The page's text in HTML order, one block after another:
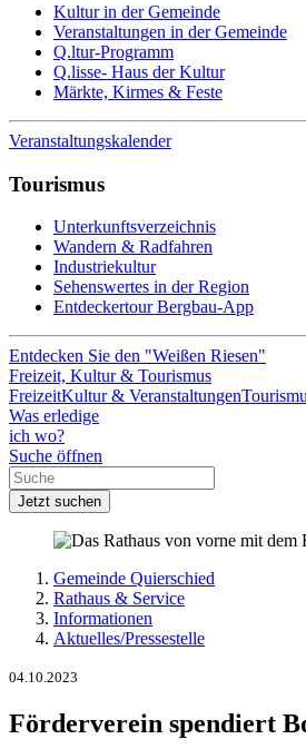
Kultur in der Gemeinde
Veranstaltungen in der Gemeinde
Q.ltur-Programm
Q.lisse- Haus der Kultur
Märkte, Kirmes & Feste
Veranstaltungskalender
Tourismus
Unterkunftsverzeichnis
Wandern & Radfahren
Industriekultur
Sehenswertes in der Region
Entdeckertour Bergbau-App
Entdecken Sie den "Weißen Riesen"
Freizeit, Kultur & Tourismus
FreizeitKultur & Veranstaltungen
Was erledige
ich wo?
Suche öffnen
Jetzt suchen
Gemeinde Quierschied
Rathaus & Service
Informationen
Aktuelles/Pressestelle
04.10.2023
Förderverein spendiert